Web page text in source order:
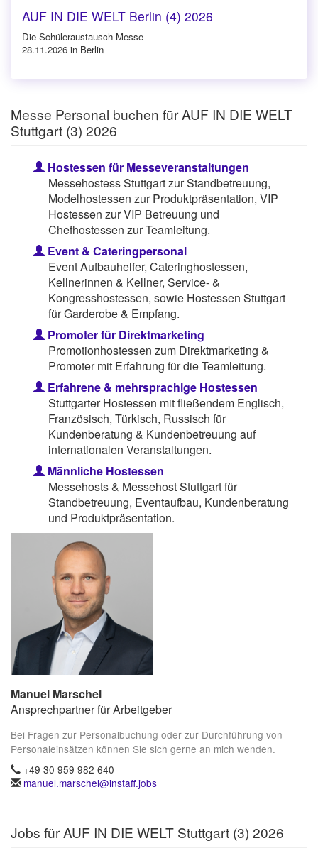
AUF IN DIE WELT Berlin (4) 2026
Die Schüleraustausch-Messe
28.11.2026 in Berlin
Messe Personal buchen für AUF IN DIE WELT
Stuttgart (3) 2026
Hostessen für Messeveranstaltungen
Messehostess Stuttgart zur Standbetreuung,
Modelhostessen zur Produktpräsentation, VIP
Hostessen zur VIP Betreuung und
Chefhostessen zur Teamleitung.
Event & Cateringpersonal
Event Aufbauhelfer, Cateringhostessen,
Kellnerinnen & Kellner, Service- &
Kongresshostessen, sowie Hostessen Stuttgart
für Garderobe & Empfang.
Promoter für Direktmarketing
Promotionhostessen zum Direktmarketing &
Promoter mit Erfahrung für die Teamleitung.
Erfahrene & mehrsprachige Hostessen
Stuttgarter Hostessen mit fließendem Englisch,
Französisch, Türkisch, Russisch für
Kundenberatung & Kundenbetreuung auf
internationalen Veranstaltungen.
Männliche Hostessen
Messehosts & Messehost Stuttgart für
Standbetreuung, Eventaufbau, Kundenberatung
und Produktpräsentation.
Manuel Marschel
Ansprechpartner für Arbeitgeber
Bei Fragen zur Personalbuchung oder zur Durchführung von
Personaleinsätzen können Sie sich gerne an mich wenden.
+49 30 959 982 640
manuel.marschel@instaff.jobs
Jobs für AUF IN DIE WELT Stuttgart (3) 2026